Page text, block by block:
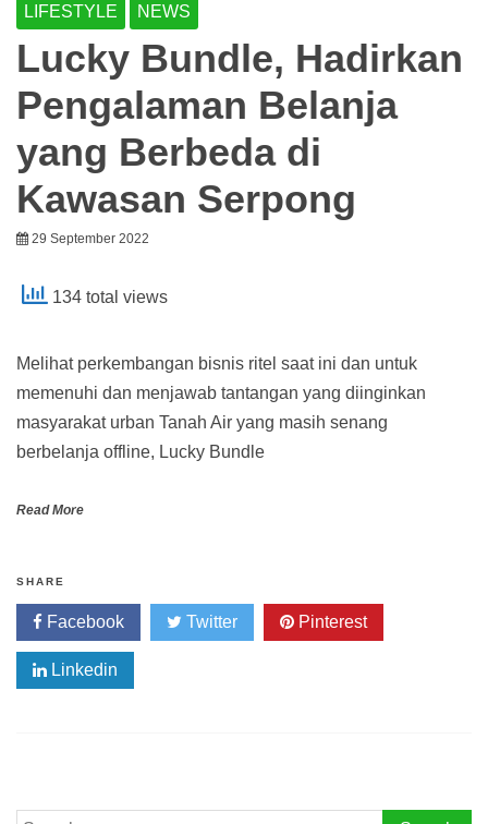
LIFESTYLE NEWS
Lucky Bundle, Hadirkan
Pengalaman Belanja
yang Berbeda di
Kawasan Serpong
29 September 2022
134 total views
Melihat perkembangan bisnis ritel saat ini dan untuk
memenuhi dan menjawab tantangan yang diinginkan
masyarakat urban Tanah Air yang masih senang
berbelanja offline, Lucky Bundle
Read More
SHARE
Facebook Twitter Pinterest
Linkedin